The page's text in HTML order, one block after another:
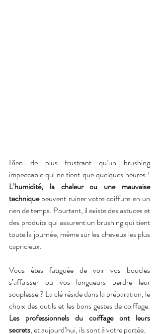
Rien de plus frustrant qu’un brushing
L’humidité, la chaleur ou une mauvaise
technique peuvent ruiner votre coiffure en un
rien de temps. Pourtant, il existe des astuces et
des produits qui assurent un brushing qui tient
toute la journée, même sur les cheveux les plus
capricieux.
Vous êtes fatiguée de voir vos boucles
s’affaisser ou vos longueurs perdre leur
souplesse ? La clé réside dans la préparation, le
Les professionnels du coiffage ont leurs
secrets, et aujourd’hui, ils sont à votre portée.